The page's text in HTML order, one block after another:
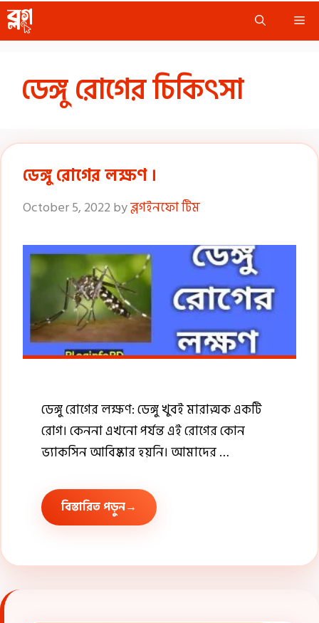
Skip
to
ডেঙ্গু রোগের চিকিৎসা
ডেঙ্গু রোগের লক্ষণ ।
October 5, 2022 byব্লগইনফো টিম
ডেঙ্গু রোগের লক্ষণ: ডেঙ্গু খুবই মারাত্মক একটি
রোগ। কেননা এখনো পর্যন্ত এই রোগের কোন
ভ্যাকসিন আবিষ্কার হয়নি। আমাদের …
বিস্তারিত পড়ুন